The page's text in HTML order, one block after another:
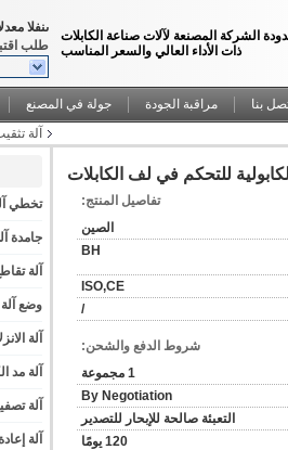
الشركة المصنعة لآلات صناعة الكابلات
ذات الأداء العالي والسعر المناسب
المبيعات
طلب
جولة في المصنع مراقبة الجودة بنا
آلة
تخطي
جامدة
آلة
وضع آلة
آلة
آلة مد
آلة
آلة
للتحكم في لف الكابلات
تفاصيل المنتج:
الصين
BH
ISO,CE
/
شروط الدفع والشحن:
1 مجموعة
By Negotiation
التعبئة صالحة للإبحار للتصدير
120 يومًا